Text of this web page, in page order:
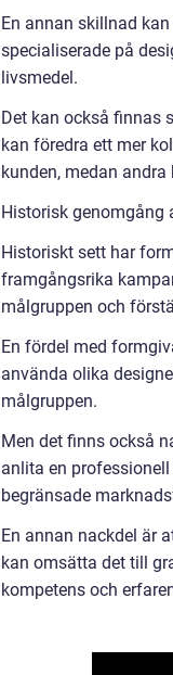
En annan skillnad
specialiserade på
livsmedel.
Det kan också finnas
kan föredra ett mer
kunden, medan
Historisk genomgång
Historiskt sett har
framgångsrika
målgruppen och
En fördel med
använda olika
målgruppen.
Men det finns också
anlita en
begränsade
En annan nackdel är
kan omsätta det till
kompetens och